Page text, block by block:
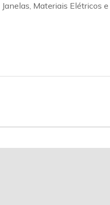
Materiais Elétricos